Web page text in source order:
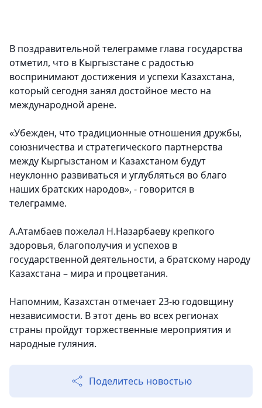
В поздравительной телеграмме глава государства
отметил, что в Кыргызстане с радостью
воспринимают достижения и успехи Казахстана,
который сегодня занял достойное место на
международной арене.
«Убежден, что традиционные отношения дружбы,
союзничества и стратегического партнерства
между Кыргызстаном и Казахстаном будут
неуклонно развиваться и углубляться во благо
наших братских народов», - говорится в
телеграмме.
А.Атамбаев пожелал Н.Назарбаеву крепкого
здоровья, благополучия и успехов в
государственной деятельности, а братскому народу
Казахстана – мира и процветания.
Напомним, Казахстан отмечает 23-ю годовщину
независимости. В этот день во всех регионах
страны пройдут торжественные мероприятия и
народные гуляния.
Поделитесь новостью